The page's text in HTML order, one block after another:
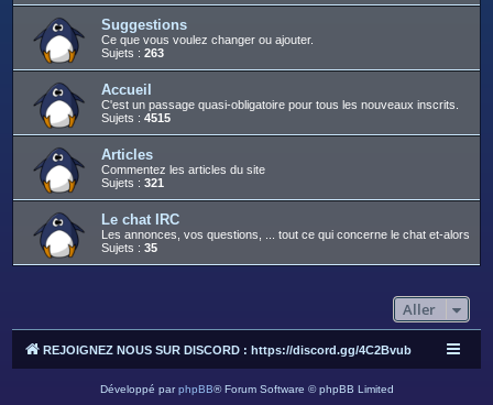
Suggestions
Ce que vous voulez changer ou ajouter.
Sujets : 263
Accueil
C'est un passage quasi-obligatoire pour tous les nouveaux inscrits.
Sujets : 4515
Articles
Commentez les articles du site
Sujets : 321
Le chat IRC
Les annonces, vos questions, ... tout ce qui concerne le chat et-alors
Sujets : 35
Aller
REJOIGNEZ NOUS SUR DISCORD : https://discord.gg/4C2Bvub
Développé parphpBB® Forum Software © phpBB Limited